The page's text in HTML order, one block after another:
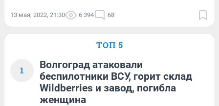
13 мая, 2022, 21:30 6 394 68
ТОП 5
1
Волгоград атаковали
беспилотники ВСУ, горит склад
Wildberries и завод, погибла
женщина